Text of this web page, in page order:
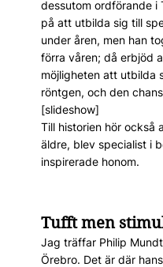
dessutom ordförande i
på att utbilda sig till
under åren, men han
förra våren; då erbjöd
möjligheten att utbilda
röntgen, och den
[slideshow]
Till historien hör också
äldre, blev specialist i
inspirerade honom.
Tufft men
Jag träffar Philip
Örebro. Det är där